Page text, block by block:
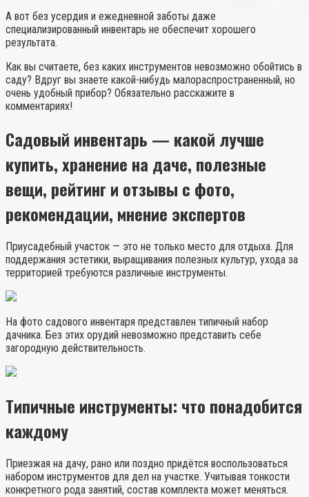
А вот без усердия и ежедневной заботы даже
специализированный инвентарь не обеспечит хорошего
результата.
Как вы считаете, без каких инструментов невозможно обойтись в
саду? Вдруг вы знаете какой-нибудь малораспространенный, но
очень удобный прибор? Обязательно расскажите в
комментариях!
Садовый инвентарь — какой лучше
купить, хранение на даче, полезные
вещи, рейтинг и отзывы с фото,
рекомендации, мнение экспертов
Приусадебный участок — это не только место для отдыха. Для
поддержания эстетики, выращивания полезных культур, ухода за
территорией требуются различные инструменты.
На фото садового инвентаря представлен типичный набор
дачника. Без этих орудий невозможно представить себе
загородную действительность.
Типичные инструменты: что понадобится
каждому
Приезжая на дачу, рано или поздно придётся воспользоваться
набором инструментов для дел на участке. Учитывая тонкости
конкретного рода занятий, состав комплекта может меняться.